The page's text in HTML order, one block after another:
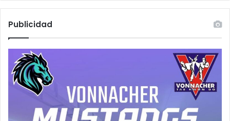
Publicidad